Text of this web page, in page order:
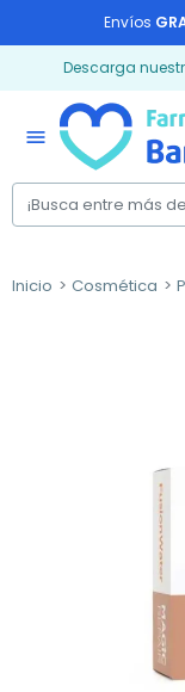
Envíos
Descarga
menu
Inicio Cosmética